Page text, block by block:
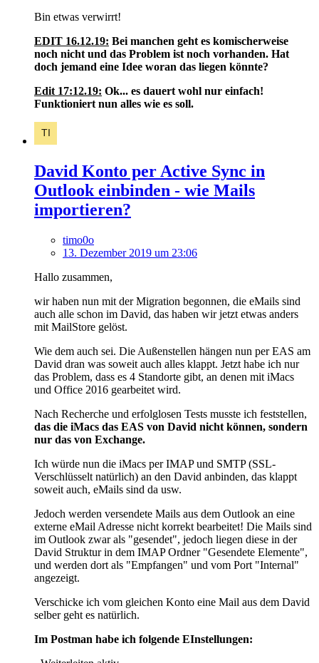
Bin etwas verwirrt!
EDIT 16.12.19: Bei manchen geht es komischerweise
noch nicht und das Problem ist noch vorhanden. Hat
doch jemand eine Idee woran das liegen könnte?
Edit 17:12.19: Ok... es dauert wohl nur einfach!
Funktioniert nun alles wie es soll.
David Konto per Active Sync in
Outlook einbinden - wie Mails
importieren?
timo0o
13. Dezember 2019 um 23:06
Hallo zusammen,
wir haben nun mit der Migration begonnen, die eMails sind
auch alle schon im David, das haben wir jetzt etwas anders
mit MailStore gelöst.
Wie dem auch sei. Die Außenstellen hängen nun per EAS am
David dran was soweit auch alles klappt. Jetzt habe ich nur
das Problem, dass es 4 Standorte gibt, an denen mit iMacs
und Office 2016 gearbeitet wird.
Nach Recherche und erfolglosen Tests musste ich feststellen,
das die iMacs das EAS von David nicht können, sondern
nur das von Exchange.
Ich würde nun die iMacs per IMAP und SMTP (SSL-
Verschlüsselt natürlich) an den David anbinden, das klappt
soweit auch, eMails sind da usw.
Jedoch werden versendete Mails aus dem Outlook an eine
externe eMail Adresse nicht korrekt bearbeitet! Die Mails sind
im Outlook zwar als "gesendet", jedoch liegen diese in der
David Struktur in dem IMAP Ordner "Gesendete Elemente",
und werden dort als "Empfangen" und vom Port "Internal"
angezeigt.
Verschicke ich vom gleichen Konto eine Mail aus dem David
selber geht es natürlich.
Im Postman habe ich folgende EInstellungen: